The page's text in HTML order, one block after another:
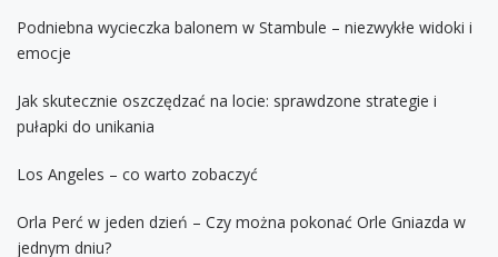
Podniebna wycieczka balonem w Stambule – niezwykłe widoki i
emocje
Jak skutecznie oszczędzać na locie: sprawdzone strategie i
pułapki do unikania
Los Angeles – co warto zobaczyć
Orla Perć w jeden dzień – Czy można pokonać Orle Gniazda w
jednym dniu?